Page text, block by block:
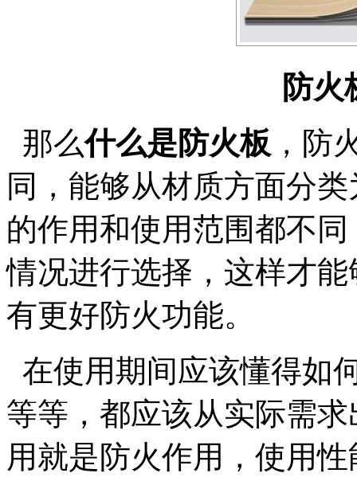
防火
那么什么是防火板 ，防
同，能够从材质方面分
的作用和使用范围都不
情况进行选择，这样才
有更好防火功能。
在使用期间应该懂得如
等等，都应该从实际需求
用就是防火作用，使用